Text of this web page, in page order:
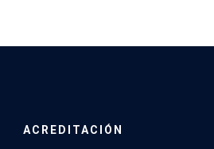
ACREDITACIÓN